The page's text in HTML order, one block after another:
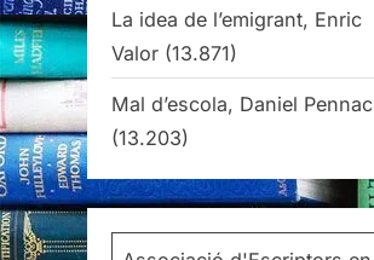
La idea de l’emigrant, Enric
Valor (13.871)
Mal d’escola, Daniel Pennac
(13.203)